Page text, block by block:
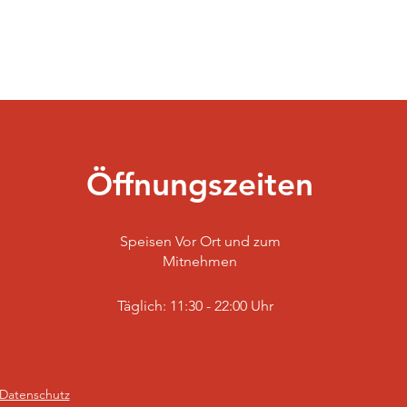
Öffnungszeiten
Speisen Vor Ort und zum
Mitnehmen
Täglich: 11:30 - 22:00 Uhr